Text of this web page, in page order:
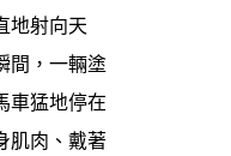
地射向天
間，一輛塗
車猛地停在
肌肉、戴著